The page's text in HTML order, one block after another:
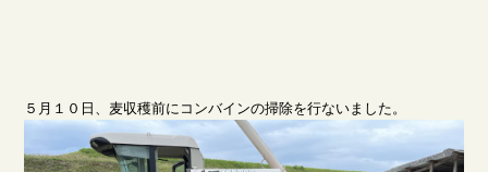
５月１０日、麦収穫前にコンバインの掃除を行ないました。